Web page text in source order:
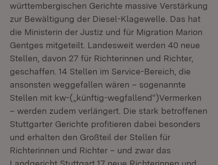
württembergischen Gerichte massive Verstärkung
zur Bewältigung der Diesel-Klagewelle. Das hat
die Ministerin der Justiz und für Migration Marion
Gentges mitgeteilt. Landesweit werden 40 neue
Stellen, davon 27 für Richterinnen und Richter,
geschaffen. 14 Stellen im Service-Bereich, die
ansonsten weggefallen wären – sogenannte
Stellen mit kw-(„künftig-wegfallend“)Vermerken
– werden zudem verlängert. Die stark betroffenen
Stuttgarter Gerichte profitieren dabei besonders
und erhalten den Großteil der Stellen für
Richterinnen und Richter – und zwar das